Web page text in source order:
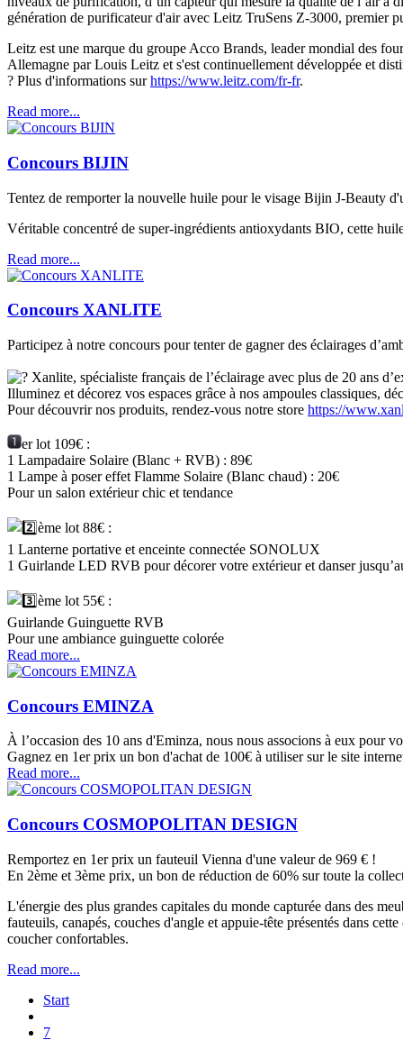
génération de purificateur d'air avec Leitz TruSens Z-3000, premier
Leitz est une marque du groupe Acco Brands, leader mondial des
Allemagne par Louis Leitz et s'est continuellement développée et
? Plus d'informations surhttps://www.leitz.com/fr-fr.
Read more...
Concours BIJIN
Tentez de remporter la nouvelle huile pour le visage Bijin J-Beauty
Véritable concentré de super-ingrédients antioxydants BIO, cette
Read more...
Concours XANLITE
Participez à notre concours pour tenter de gagner des éclairages
Xanlite, spécialiste français de l’éclairage avec plus de 20 ans
Illuminez et décorez vos espaces grâce à nos ampoules classiques,
Pour découvrir nos produits, rendez-vous notre store https://
er lot 109€ :
1 Lampadaire Solaire (Blanc + RVB) : 89€
1 Lampe à poser effet Flamme Solaire (Blanc chaud) : 20€
Pour un salon extérieur chic et tendance
ème lot 88€ :
1 Lanterne portative et enceinte connectée SONOLUX
1 Guirlande LED RVB pour décorer votre extérieur et danser
ème lot 55€ :
Guirlande Guinguette RVB
Pour une ambiance guinguette colorée
Read more...
Concours EMINZA
À l’occasion des 10 ans d'Eminza, nous nous associons à eux pour
Gagnez en 1er prix un bon d'achat de 100€ à utiliser sur le site
Read more...
Concours COSMOPOLITAN DESIGN
Remportez en 1er prix un fauteuil Vienna d'une valeur de 969 € !
En 2ème et 3ème prix, un bon de réduction de 60% sur toute la
L'énergie des plus grandes capitales du monde capturée dans des
fauteuils, canapés, couches d'angle et appuie-tête présentés dans
coucher confortables.
Read more...
Start
7